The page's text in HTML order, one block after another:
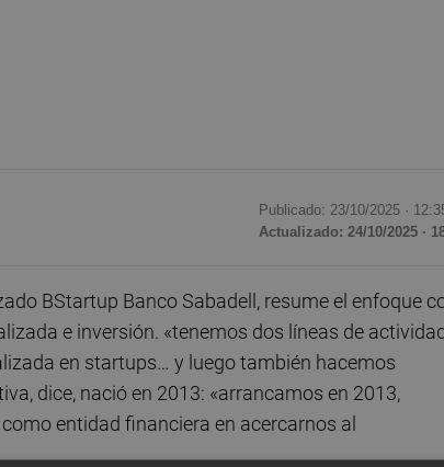
Publicado: 23/10/2025 ·
Actualizado: 24/10/2025 ·
BStartup Banco Sabadell, resume el enfoque
e inversión. «tenemos dos líneas de
en startups… y luego también hacemos
dice, nació en 2013: «arrancamos en 2013,
entidad financiera en acercarnos al